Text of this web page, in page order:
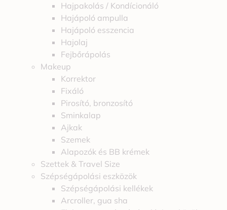
Hajpakolás / Kondícionáló
Hajápoló ampulla
Hajápoló esszencia
Hajolaj
Fejbőrápolás
Makeup
Korrektor
Fixáló
Pirosító, bronzosító
Sminkalap
Ajkak
Szemek
Alapozók és BB krémek
Szettek & Travel Size
Szépségápolási eszközök
Szépségápolási kellékek
Arcroller, gua sha